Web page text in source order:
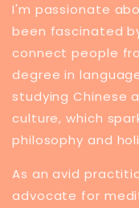
I'm passionate
been fascinated
connect people
degree in
studying Chinese
culture, which
philosophy and
​As an avid
advocate for